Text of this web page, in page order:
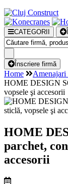
CATEGORII
Înscriere firmă
Home Amenajari
HOME DESIGN
vopsele şi accesorii
HOME
parchet,
accesorii